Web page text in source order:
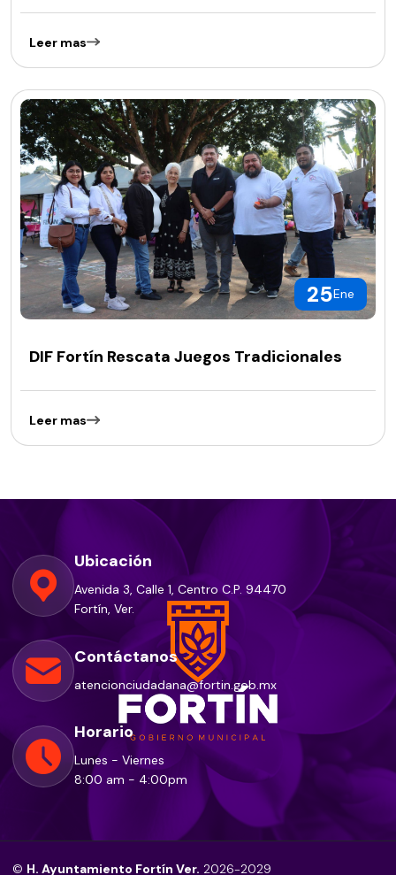
Leer mas
25Ene
DIF Fortín Rescata Juegos Tradicionales
Leer mas
Ubicación
Avenida 3, Calle 1, Centro C.P. 94470
Fortín, Ver.
Contáctanos
atencionciudadana@fortin.gob.mx
Horario
Lunes - Viernes
8:00 am - 4:00pm
© H. Ayuntamiento Fortín Ver. 2026-2029